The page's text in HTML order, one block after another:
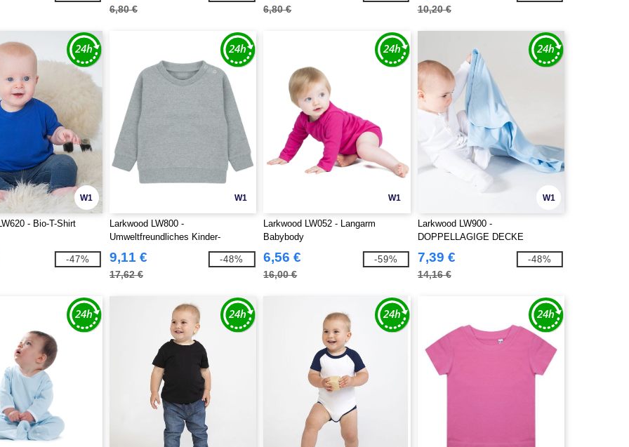
6,80 € 6,80 € 10,20 €
W1
- Bio-T-Shirt
-47%
W1
Larkwood LW800 -
Umweltfreundliches Kinder-
Sweatshirt
9,11 €
17,62 €
-48%
W1
Larkwood LW052 - Langarm
Babybody
6,56 €
16,00 €
-59%
W1
Larkwood LW900 -
DOPPELLAGIGE DECKE
7,39 €
14,16 €
-48%